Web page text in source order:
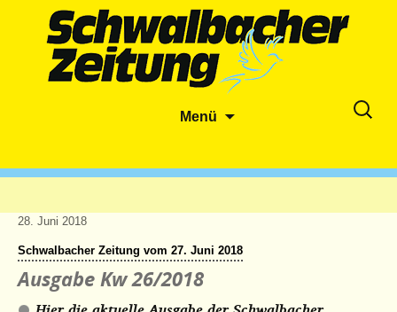
Menü
Suche
28. Juni 2018
Schwalbacher Zeitung vom 27. Juni 2018
Ausgabe Kw 26/2018